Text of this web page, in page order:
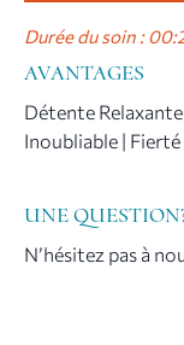
Durée du soin :
AVANTAGES
Détente
Inoubliable |
UNE
N’hésitez pas à